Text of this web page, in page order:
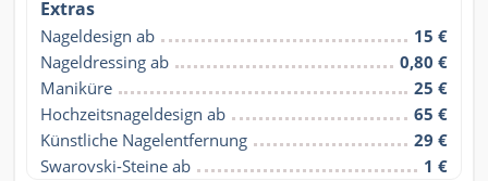
Extras
Nageldesign ab
15 €
Nageldressing ab
0,80 €
Maniküre
25 €
Hochzeitsnageldesign ab
65 €
Künstliche Nagelentfernung
29 €
Swarovski-Steine ​​ab
1 €